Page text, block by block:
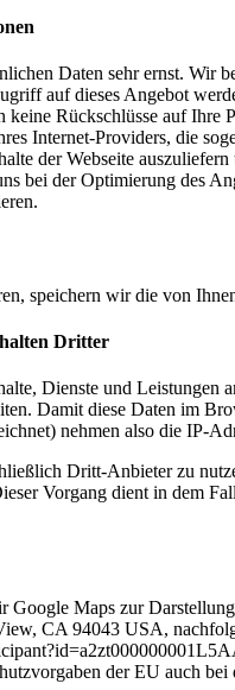
Daten sehr ernst. Wir
auf dieses Angebot
Rückschlüsse auf Ihre
Internet-Providers, die
der Webseite
bei der Optimierung des
speichern wir die von
Dritter
Dienste und
Damit diese Daten im
nehmen also die IP-
Dritt-Anbieter zu
Vorgang dient in dem
Google Maps zur
CA 94043 USA,
der EU auch